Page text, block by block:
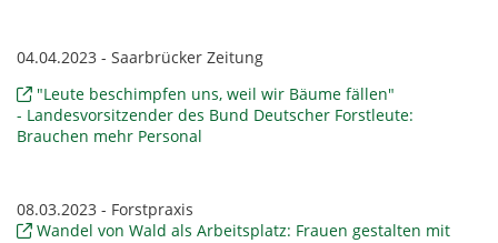
04.04.2023 - Saarbrücker Zeitung
"Leute beschimpfen uns, weil wir Bäume fällen"
- Landesvorsitzender des Bund Deutscher Forstleute:
Brauchen mehr Personal
08.03.2023 - Forstpraxis
Wandel von Wald als Arbeitsplatz: Frauen gestalten mit